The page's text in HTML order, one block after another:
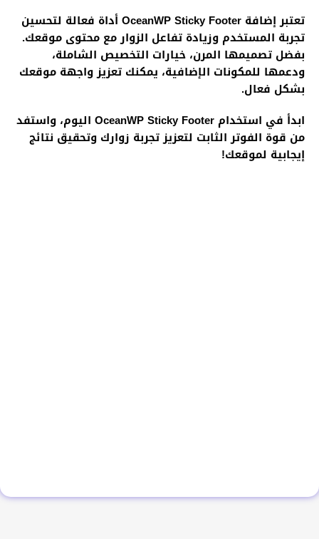
تعتبر إضافة OceanWP Sticky Footer أداة فعالة لتحسين
تجربة المستخدم وزيادة تفاعل الزوار مع محتوى موقعك.
بفضل تصميمها المرن، خيارات التخصيص الشاملة،
ودعمها للمكونات الإضافية، يمكنك تعزيز واجهة موقعك
بشكل فعال.
ابدأ في استخدام OceanWP Sticky Footer اليوم، واستفد
من قوة الفوتر الثابت لتعزيز تجربة زوارك وتحقيق نتائج
إيجابية لموقعك!